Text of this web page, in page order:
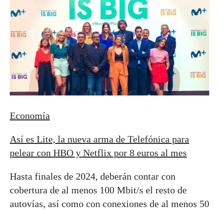
Economía
Así es Lite, la nueva arma de Telefónica para
pelear con HBO y Netflix por 8 euros al mes
Hasta finales de 2024, deberán contar con
cobertura de al menos 100 Mbit/s el resto de
autovías, así como con conexiones de al menos 50